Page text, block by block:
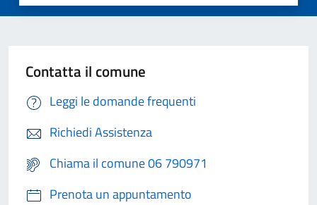
Contatta il comune
Leggi le domande frequenti
Richiedi Assistenza
Chiama il comune 06 790971
Prenota un appuntamento